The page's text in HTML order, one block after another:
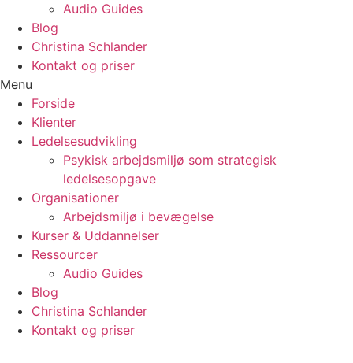
Audio Guides
Blog
Christina Schlander
Kontakt og priser
Menu
Forside
Klienter
Ledelsesudvikling
Psykisk arbejdsmiljø som strategisk
ledelsesopgave
Organisationer
Arbejdsmiljø i bevægelse
Kurser & Uddannelser
Ressourcer
Audio Guides
Blog
Christina Schlander
Kontakt og priser